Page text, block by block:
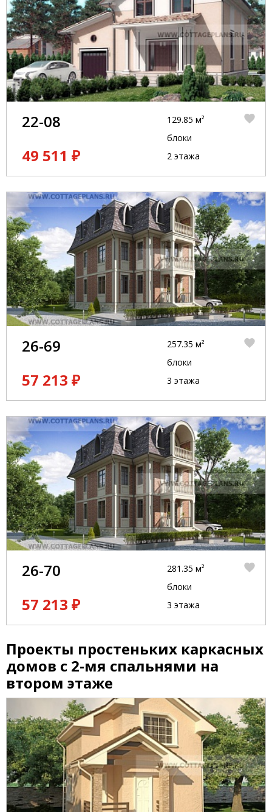
22-08
49 511 ₽
129.85 м²
блоки
2 этажа
26-69
57 213 ₽
257.35 м²
блоки
3 этажа
26-70
57 213 ₽
281.35 м²
блоки
3 этажа
Проекты простеньких каркасных
домов с 2-мя спальнями на
втором этаже